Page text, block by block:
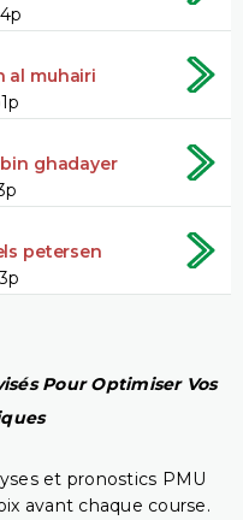
al muhairi
ghadayer
petersen
Pour Optimiser Vos
et pronostics PMU
avant chaque course.